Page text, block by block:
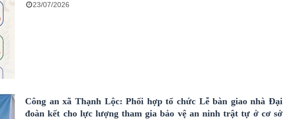
23/07/2026
Công an xã Thạnh Lộc: Phối hợp tổ chức Lễ bàn giao nhà Đại
đoàn kết cho lực lượng tham gia bảo vệ an ninh trật tự ở cơ sở